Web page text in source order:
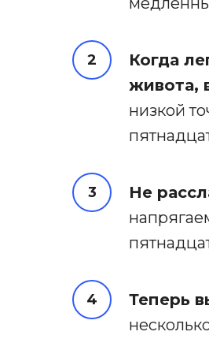
Когда
живота,
низкой
Не
Теперь